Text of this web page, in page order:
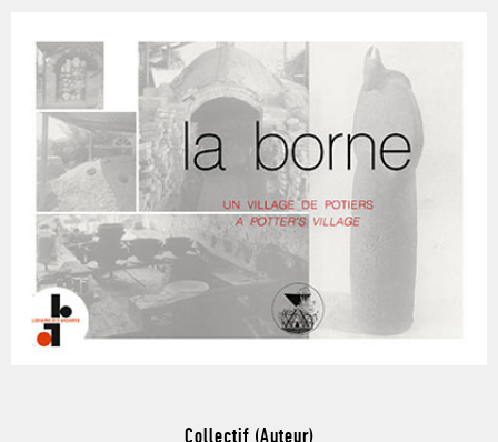
Collectif (Auteur)